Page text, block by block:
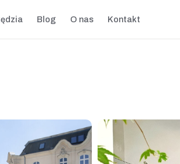
Blog O nas Kontakt